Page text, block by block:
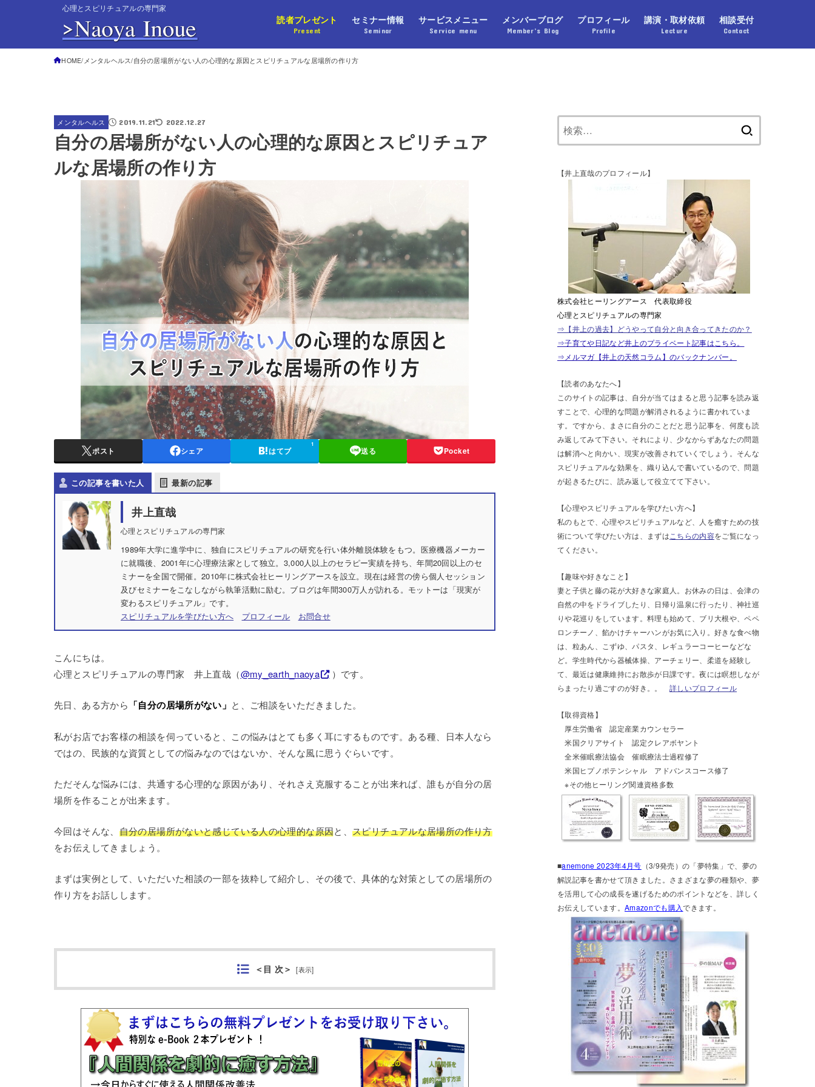
心理とスピリチュアルの専門家
読者プレゼント
Present
セミナー情報
Seminar
サービスメニュー
Service menu
メンバーブログ
Member’s Blog
プロフィール
Profile
講演・取材依頼
Lecture
相談受付
Contact
HOME メンタルヘルス 自分の居場所がない人の心理的な原因とスピリチュアルな居場所の作り方
メンタルヘルス 2019.11.21 2022.12.27
自分の居場所がない人の心理的な原因とスピリチュア
ルな居場所の作り方
ポスト シェア はてブ
1
送る Pocket
この記事を書いた人 最新の記事
井上直哉
心理とスピリチュアルの専門家
1989年大学に進学中に、独自にスピリチュアルの研究を行い体外離脱体験をもつ。医療機器メーカー
に就職後、2001年に心理療法家として独立。3,000人以上のセラピー実績を持ち、年間20回以上のセ
ミナーを全国で開催。2010年に株式会社ヒーリングアースを設立。現在は経営の傍ら個人セッション
及びセミナーをこなしながら執筆活動に励む。ブログは年間300万人が訪れる。モットーは「現実が
変わるスピリチュアル」です。
スピリチュアルを学びたい方へ
プロフィール お問合せ
こんにちは。
心理とスピリチュアルの専門家 井上直哉（@my_earth_naoya ）です。
先日、ある方から 「自分の居場所がない」 と、ご相談をいただきました。
私がお店でお客様の相談を伺っていると、この悩みはとても多く耳にするものです。ある種、日本人なら
ではの、民族的な資質としての悩みなのではないか、そんな風に思うぐらいです。
ただそんな悩みには、共通する心理的な原因があり、それさえ克服することが出来れば、誰もが自分の居
場所を作ることが出来ます。
今回はそんな、 自分の居場所がないと感じている人の心理的な原因と、 スピリチュアルな居場所の作り方
をお伝えしてきましょう。
まずは実例として、いただいた相談の一部を抜粋して紹介し、その後で、具体的な対策としての居場所の
作り方をお話しします。
＜目 次＞ [表示]
【井上直哉のプロフィール】
株式会社ヒーリングアース 代表取締役
心理とスピリチュアルの専門家
⇒【井上の過去】どうやって自分と向き合ってきたのか？
⇒子育てや日記など井上のプライベート記事はこちら。
⇒メルマガ【井上の天然コラム】のバックナンバー。
【読者のあなたへ】
このサイトの記事は、自分が当てはまると思う記事を読み返
すことで、心理的な問題が解消されるように書かれていま
す。ですから、まさに自分のことだと思う記事を、何度も読
み返してみて下さい。それにより、少なからずあなたの問題
は解消へと向かい、現実が改善されていくでしょう。そんな
スピリチュアルな効果を、織り込んで書いているので、問題
が起きるたびに、読み返して役立てて下さい。
【心理やスピリチュアルを学びたい方へ】
私のもとで、心理やスピリチュアルなど、人を癒すための技
術について学びたい方は、まずは こちらの内容をご覧になっ
てください。
【趣味や好きなこと】
妻と子供と藤の花が大好きな家庭人。お休みの日は、会津の
自然の中をドライブしたり、日帰り温泉に行ったり、神社巡
りや花巡りをしています。料理も始めて、ブリ大根や、ペペ
ロンチーノ、餡かけチャーハンがお気に入り。好きな食べ物
は、粒あん、こずゆ、パスタ、レギュラーコーヒーなどな
ど。学生時代から器械体操、アーチェリー、柔道を経験し
て、最近は健康維持にお散歩が日課です。夜には瞑想しなが
らまったり過ごすのが好き。。 詳しいプロフィール
【取得資格】
厚生労働省 認定産業カウンセラー
米国クリアサイト 認定クレアボヤント
全米催眠療法協会 催眠療法士過程修了
米国ヒプノポテンシャル アドバンスコース修了
※その他ヒーリング関連資格多数
■anemone 2023年4月号 （3/9発売）の「夢特集」で、夢の
解説記事を書かせて頂きました。さまざまな夢の種類や、夢
を活用して心の成長を遂げるためのポイントなどを、詳しく
お伝えしています。 Amazonでも購入できます。